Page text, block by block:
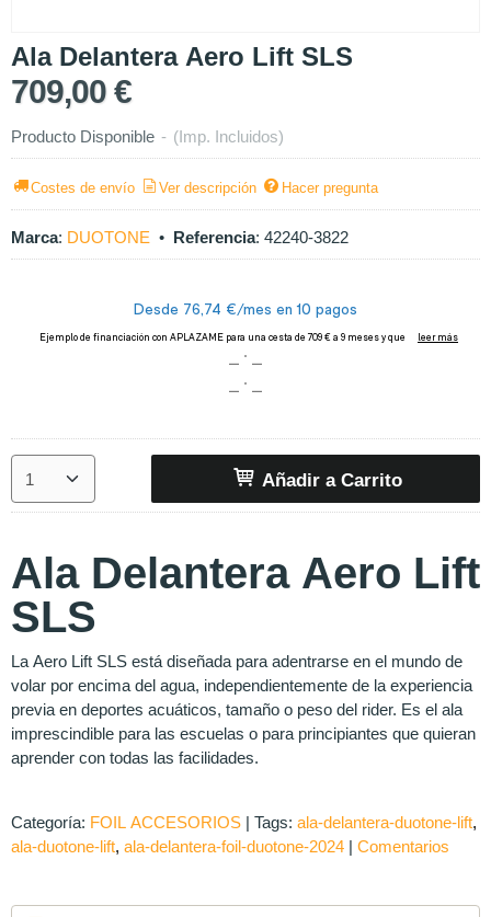
Ala Delantera Aero Lift SLS
709,00 €
Producto Disponible - (Imp. Incluidos)
Costes de envío Ver descripción Hacer pregunta
Marca: DUOTONE • Referencia: 42240-3822
Añadir a Carrito
Ala Delantera Aero Lift
SLS
La Aero Lift SLS está diseñada para adentrarse en el mundo de
volar por encima del agua, independientemente de la experiencia
previa en deportes acuáticos, tamaño o peso del rider. Es el ala
imprescindible para las escuelas o para principiantes que quieran
aprender con todas las facilidades.
Categoría: FOIL ACCESORIOS | Tags: ala-delantera-duotone-lift
ala-duotone-lift ala-delantera-foil-duotone-2024 | Comentarios